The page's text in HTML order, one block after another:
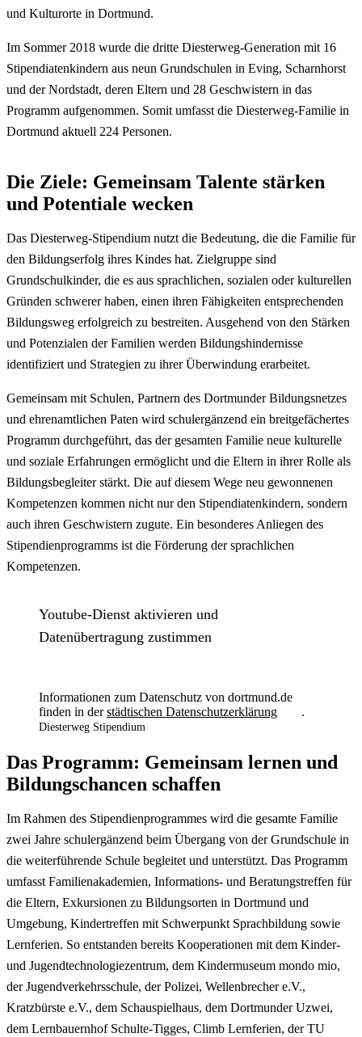
und Kulturorte in Dortmund.
Im Sommer 2018 wurde die dritte Diesterweg-Generation mit 16
Stipendiatenkindern aus neun Grundschulen in Eving, Scharnhorst
und der Nordstadt, deren Eltern und 28 Geschwistern in das
Programm aufgenommen. Somit umfasst die Diesterweg-Familie in
Dortmund aktuell 224 Personen.
Die Ziele: Gemeinsam Talente stärken
und Potentiale wecken
Das Diesterweg-Stipendium nutzt die Bedeutung, die die Familie für
den Bildungserfolg ihres Kindes hat. Zielgruppe sind
Grundschulkinder, die es aus sprachlichen, sozialen oder kulturellen
Gründen schwerer haben, einen ihren Fähigkeiten entsprechenden
Bildungsweg erfolgreich zu bestreiten. Ausgehend von den Stärken
und Potenzialen der Familien werden Bildungshindernisse
identifiziert und Strategien zu ihrer Überwindung erarbeitet.
Gemeinsam mit Schulen, Partnern des Dortmunder Bildungsnetzes
und ehrenamtlichen Paten wird schulergänzend ein breitgefächertes
Programm durchgeführt, das der gesamten Familie neue kulturelle
und soziale Erfahrungen ermöglicht und die Eltern in ihrer Rolle als
Bildungsbegleiter stärkt. Die auf diesem Wege neu gewonnenen
Kompetenzen kommen nicht nur den Stipendiatenkindern, sondern
auch ihren Geschwistern zugute. Ein besonderes Anliegen des
Stipendienprogramms ist die Förderung der sprachlichen
Kompetenzen.
Youtube-Dienst aktivieren und
Datenübertragung zustimmen
Informationen zum Datenschutz von dortmund.de
finden in derstädtischen Datenschutzerklärung .
Diesterweg Stipendium
Das Programm: Gemeinsam lernen und
Bildungschancen schaffen
Im Rahmen des Stipendienprogrammes wird die gesamte Familie
zwei Jahre schulergänzend beim Übergang von der Grundschule in
die weiterführende Schule begleitet und unterstützt. Das Programm
umfasst Familienakademien, Informations- und Beratungstreffen für
die Eltern, Exkursionen zu Bildungsorten in Dortmund und
Umgebung, Kindertreffen mit Schwerpunkt Sprachbildung sowie
Lernferien. So entstanden bereits Kooperationen mit dem Kinder-
und Jugendtechnologiezentrum, dem Kindermuseum mondo mio,
der Jugendverkehrsschule, der Polizei, Wellenbrecher e.V.,
Kratzbürste e.V., dem Schauspielhaus, dem Dortmunder Uzwei,
dem Lernbauernhof Schulte-Tigges, Climb Lernferien, der TU